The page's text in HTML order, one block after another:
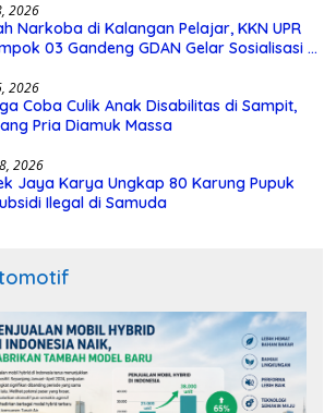
2026
Narkoba di Kalangan Pelajar, KKN UPR
03 Gandeng GDAN Gelar Sosialisasi di
2026
Coba Culik Anak Disabilitas di Sampit,
Pria Diamuk Massa
2026
Jaya Karya Ungkap 80 Karung Pupuk
Ilegal di Samuda